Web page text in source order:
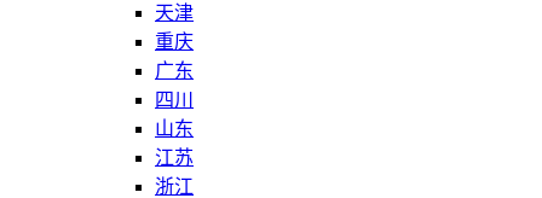
天津
重庆
广东
四川
山东
江苏
浙江